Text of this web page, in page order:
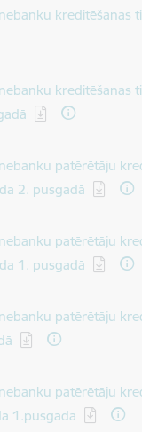
kreditēšanas
kreditēšanas
patērētāju
2. pusgadā
patērētāju
1. pusgadā
patērētāju
patērētāju
1.pusgadā